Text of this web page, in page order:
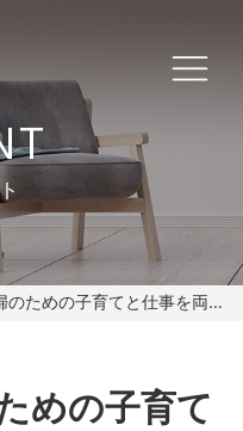
の子育てと仕事を両立する家 完成見学会
めの子育て